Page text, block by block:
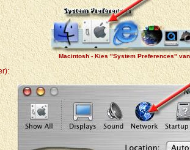
Macintosh - Kies "System Preferences"